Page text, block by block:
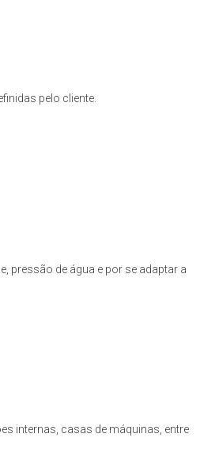
pelo cliente.
pressão de água e por se adaptar a
internas, casas de máquinas, entre